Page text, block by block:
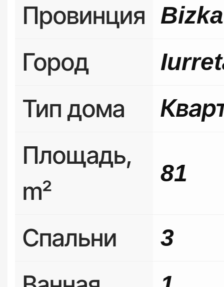
Провинция
Город
Тип дома
Площадь,
m²
81
Спальни 3